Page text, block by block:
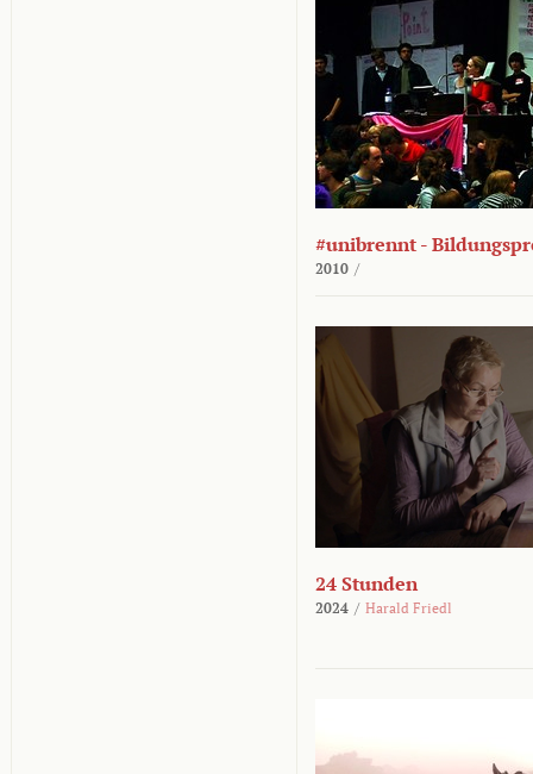
#unibrennt -
2010 /
24 Stunden
2024 / Harald Friedl